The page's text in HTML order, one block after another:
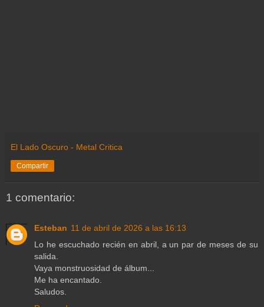
El Lado Oscuro - Metal Critica
Compartir
1 comentario:
Esteban 11 de abril de 2026 a las 16:13
Lo he escuchado recién en abril, a un par de meses de su
salida.
Vaya monstruosidad de álbum...
Me ha encantado.
Saludos.